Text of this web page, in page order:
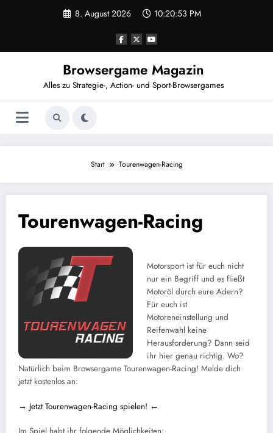
8. August 2026 10:20:53 PM
Browsergame Magazin
Alles zu Strategie-, Action- und Sport-Browsergames
Start Tourenwagen-Racing
Tourenwagen-Racing
Motorsport ist für euch nicht
nur ein Begriff und es fließt
Motoröl durch eure Adern?
Für euch ist
Motoreneinstellung und
Reifenwahl keine
Herausforderung? Dann seid
ihr hier genau richtig. Wo?
Natürlich beim Browsergame Tourenwagen-Racing! Melde dich
jetzt kostenlos an:
→ Jetzt Tourenwagen-Racing spielen! ←